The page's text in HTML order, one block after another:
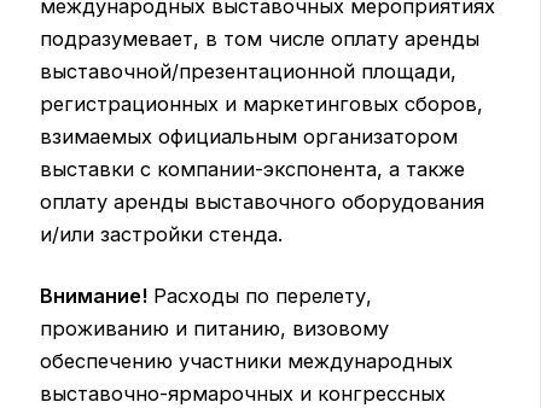
международных выставочных мероприятиях
подразумевает, в том числе оплату аренды
выставочной/презентационной площади,
регистрационных и маркетинговых сборов,
взимаемых официальным организатором
выставки с компании-экспонента, а также
оплату аренды выставочного оборудования
и/или застройки стенда.
Внимание! Расходы по перелету,
проживанию и питанию, визовому
обеспечению участники международных
выставочно-ярмарочных и конгрессных